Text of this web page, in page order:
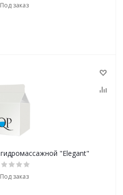
Под заказ
"Elegant"
Под заказ